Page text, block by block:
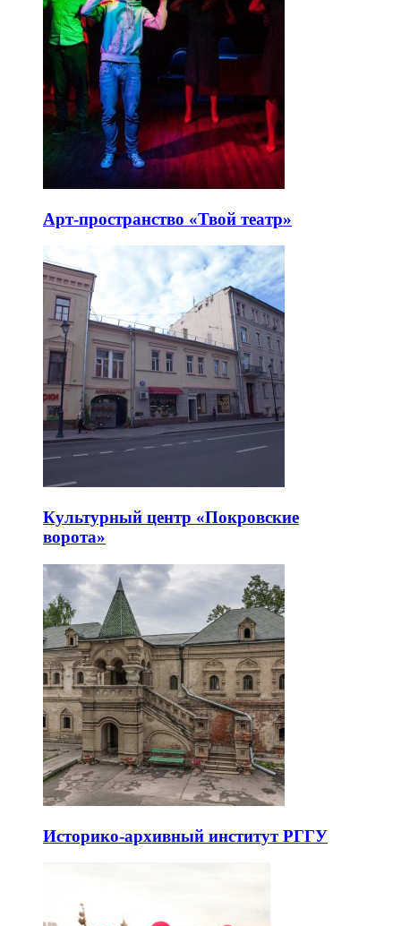
Арт-пространство «Твой театр»
Культурный центр «Покровские
ворота»
Историко-архивный институт РГГУ